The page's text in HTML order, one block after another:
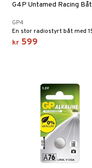
G4P Untamed Racing Båt
GP4
kr 599